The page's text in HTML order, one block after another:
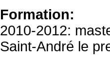
Formation:
2010-2012:
Saint-André le